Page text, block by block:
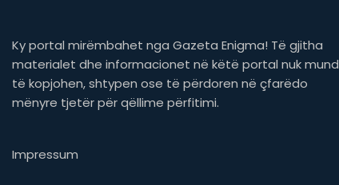
Ky portal mirëmbahet nga Gazeta Enigma! Të gjitha
materialet dhe informacionet në këtë portal nuk mund
të kopjohen, shtypen ose të përdoren në çfarëdo
mënyre tjetër për qëllime përfitimi.
Impressum